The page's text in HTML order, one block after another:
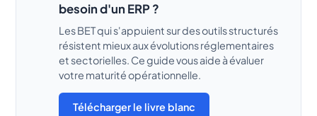
besoin d'un ERP ?
Les BET qui s'appuient sur des outils structurés
résistent mieux aux évolutions réglementaires
et sectorielles. Ce guide vous aide à évaluer
votre maturité opérationnelle.
Télécharger le livre blanc